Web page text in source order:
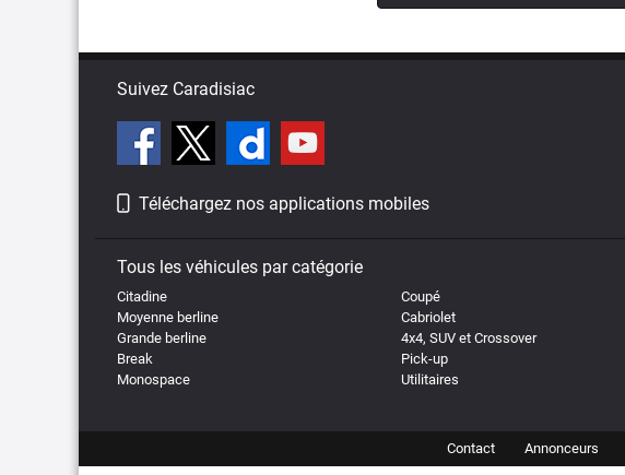
Suivez Caradisiac
Téléchargez nos applications mobiles
Tous les véhicules par catégorie
Citadine
Moyenne berline
Grande berline
Break
Monospace
Coupé
Cabriolet
4x4, SUV et Crossover
Pick-up
Utilitaires
Contact Annonceurs